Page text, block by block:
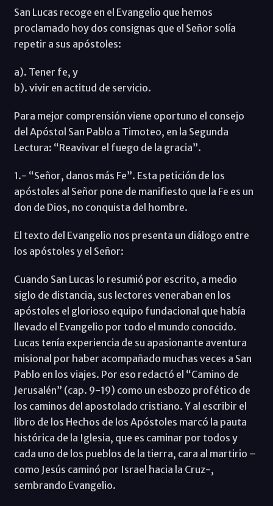
San Lucas recoge en el Evangelio que hemos
proclamado hoy dos consignas que el Señor solía
repetir a sus apóstoles:
a). Tener fe, y
b). vivir en actitud de servicio.
Para mejor comprensión viene oportuno el consejo
del Apóstol San Pablo a Timoteo, en la Segunda
Lectura: “Reavivar el fuego de la gracia”.
1.- “Señor, danos más Fe”. Esta petición de los
apóstoles al Señor pone de manifiesto que la Fe es un
don de Dios, no conquista del hombre.
El texto del Evangelio nos presenta un diálogo entre
los apóstoles y el Señor:
Cuando San Lucas lo resumió por escrito, a medio
siglo de distancia, sus lectores veneraban en los
apóstoles el glorioso equipo fundacional que había
llevado el Evangelio por todo el mundo conocido.
Lucas tenía experiencia de su apasionante aventura
misional por haber acompañado muchas veces a San
Pablo en los viajes. Por eso redactó el “Camino de
Jerusalén” (cap. 9-19) como un esbozo profético de
los caminos del apostolado cristiano. Y al escribir el
libro de los Hechos de los Apóstoles marcó la pauta
histórica de la Iglesia, que es caminar por todos y
cada uno de los pueblos de la tierra, cara al martirio –
como Jesús caminó por Israel hacia la Cruz-,
sembrando Evangelio.